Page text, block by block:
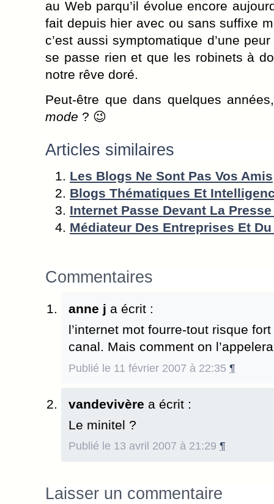
au Web parqu’il évolue encore
fait depuis hier avec ou sans suffixe
c’est aussi symptomatique d’une
se passe rien et que les robinets à
notre rêve doré.
Peut-être que dans quelques
mode ? 😉
Articles similaires
Les Blogs Ne Sont Pas Vos Amis
Blogs Thématiques Et
Internet Passe Devant La
Médiateur Des Entreprises Et Du
Commentaires
anne j a écrit :
l’internet mot fourre-tout risque
canal. Mais comment on
Publié le 11 février 2007 à 22:35¶
vandevivère a écrit :
Le minitel ?
Publié le 13 avril 2007 à 21:29¶
Laisser un commentaire